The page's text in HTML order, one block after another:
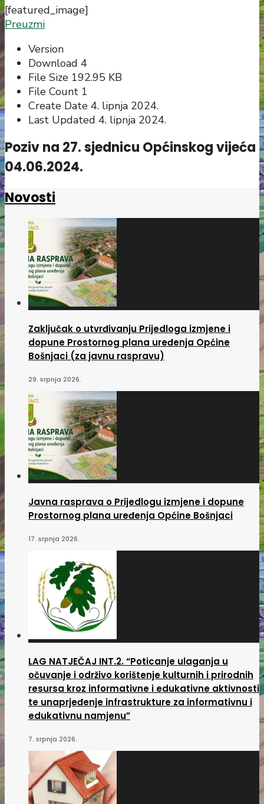
[featured_image]
Preuzmi
Version
Download 4
File Size 192.95 KB
File Count 1
Create Date 4. lipnja 2024.
Last Updated 4. lipnja 2024.
Poziv na 27. sjednicu Općinskog vijeća
04.06.2024.
Novosti
Zaključak o utvrđivanju Prijedloga izmjene i
dopune Prostornog plana uređenja Općine
Bošnjaci (za javnu raspravu)
29. srpnja 2026.
Javna rasprava o Prijedlogu izmjene i dopune
Prostornog plana uređenja Općine Bošnjaci
17. srpnja 2026.
LAG NATJEČAJ INT.2. “Poticanje ulaganja u
očuvanje i održivo korištenje kulturnih i prirodnih
resursa kroz informativne i edukativne aktivnosti
te unaprjeđenje infrastrukture za informativnu i
edukativnu namjenu”
7. srpnja 2026.